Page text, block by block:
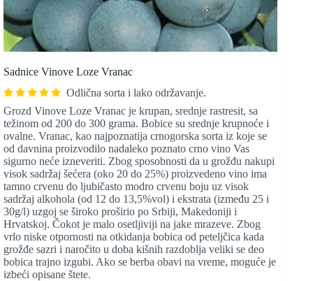
Sadnice Vinove Loze Vranac
Odlična sorta i lako održavanje.
Grozd Vinove Loze Vranac je krupan, srednje rastresit, sa
težinom od 200 do 300 grama. Bobice su srednje krupnoće i
ovalne. Vranac, kao najpoznatija crnogorska sorta iz koje se
od davnina proizvodilo nadaleko poznato crno vino Vas
sigurno neće izneveriti. Zbog sposobnosti da u grožđu nakupi
visok sadržaj šećera (oko 20 do 25%) proizvedeno vino ima
tamno crvenu do ljubičasto modro crvenu boju uz visok
sadržaj alkohola (od 12 do 13,5%vol) i ekstrata (između 25 i
30g/l) uzgoj se široko proširio po Srbiji, Makedoniji i
Hrvatskoj. Čokot je malo osetljiviji na jake mrazeve. Zbog
vrlo niske otpornosti na otkidanja bobica od peteljčica kada
grožđe sazri i naročito u doba kišnih razdoblja veliki se deo
bobica trajno izgubi. Ako se berba obavi na vreme, moguće je
izbeći opisane štete.